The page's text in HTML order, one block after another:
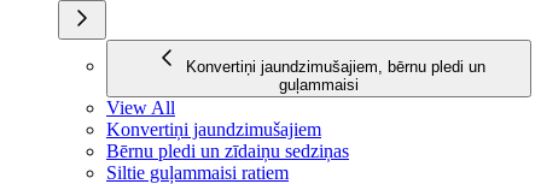
Konvertiņi jaundzimušajiem, bērnu pledi un
guļammaisi
View All
Konvertiņi jaundzimušajiem
Bērnu pledi un zīdaiņu sedziņas
Siltie guļammaisi ratiem